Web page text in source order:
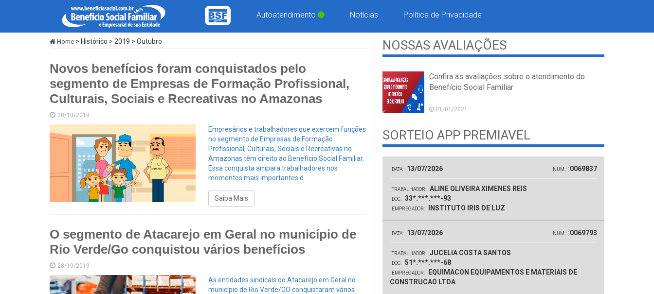
Autoatendimento Notícias Política de Privacidade
Home > Histórico > 2019 > Outubro
Novos benefícios foram conquistados pelo
segmento de Empresas de Formação Profissional,
Culturais, Sociais e Recreativas no Amazonas
28/10/2019
Empresários e trabalhadores que exercem funções
no segmento de Empresas de Formação
Profissional, Culturais, Sociais e Recreativas no
Amazonas têm direito ao Benefício Social Familiar.
Essa conquista ampara trabalhadores nos
momentos mais importantes d...
Saiba Mais
O segmento de Atacarejo em Geral no município de
Rio Verde/Go conquistou vários benefícios
28/10/2019
As entidades sindicais do Atacarejo em Geral no
município de Rio Verde/GO conquistaram vários
NOSSAS AVALIAÇÕES
Confira as avaliações sobre o atendimento do
Benefício Social Familiar
01/01/2021
SORTEIO APP PREMIAVEL
DATA: 13/07/2026 NUM.: 0069837
TRABALHADOR: ALINE OLIVEIRA XIMENES REIS
DOC: 33*.***.***-93
EMPREGADOR: INSTITUTO IRIS DE LUZ
DATA: 13/07/2026 NUM.: 0069793
TRABALHADOR: JUCELIA COSTA SANTOS
DOC: 51*.***.***-68
EMPREGADOR:
EQUIMACON EQUIPAMENTOS E MATERIAIS DE
CONSTRUCAO LTDA